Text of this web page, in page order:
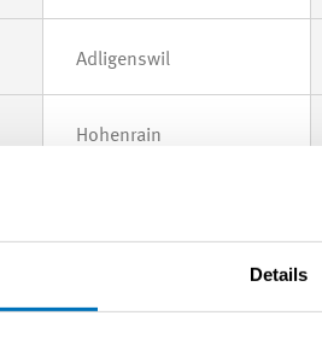
Details
Adligenswil
Hohenrain